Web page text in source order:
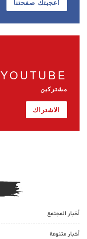
أعجبتك صفحتنا
YOUTUBE
مشتركين
الاشتراك
أخبار المجتمع
أخبار متنوعة